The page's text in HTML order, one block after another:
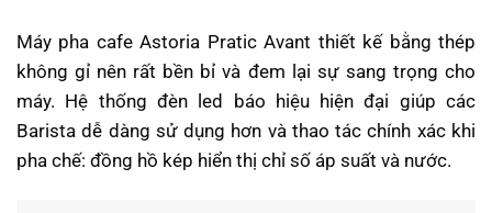
Máy pha cafe Astoria Pratic Avant thiết kế bằng thép
không gỉ nên rất bền bỉ và đem lại sự sang trọng cho
máy. Hệ thống đèn led báo hiệu hiện đại giúp các
Barista dễ dàng sử dụng hơn và thao tác chính xác khi
pha chế: đồng hồ kép hiển thị chỉ số áp suất và nước.